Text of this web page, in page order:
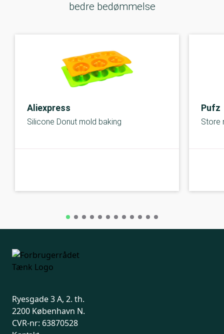
bedre bedømmelse
Aliexpress
Silicone Donut mold baking
Pufz
Store
Ryesgade 3 A, 2. th.
2200 København N.
CVR-nr: 63870528